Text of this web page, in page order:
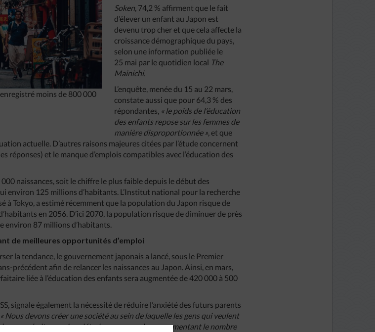
moins de 800 000
Soken, 74,2 % affirment que le fait
d’élever un enfant au Japon est
devenu trop cher et que cela affecte la
croissance démographique du pays,
selon une information publiée le
25 mai par le quotidien local The
Mainichi.
L’enquête, menée du 15 au 22 mars,
constate aussi que pour 64,3 % des
répondantes, « le poids de l’éducation
des enfants repose sur les femmes de
manière disproportionnée », et que
actuelle. D’autres raisons majeures citées par l’étude concernent
réponses) et le manque d’emplois compatibles avec l’éducation des
naissances, soit le chiffre le plus faible depuis le début des
environ 125 millions d’habitants. L’Institut national pour la recherche
à Tokyo, a estimé récemment que la population du Japon risque de
en 2056. D’ici 2070, la population risque de diminuer de près
environ 87 millions d’habitants.
de meilleures opportunités d’emploi
la tendance, le gouvernement japonais a lancé, sous le Premier
précédent afin de relancer les naissances au Japon. Ainsi, en mars,
liée à l’éducation des enfants sera augmentée de 420 000 à 500
signale également la nécessité de réduire l’anxiété des futurs parents
« Nous devons créer une société au sein de laquelle les gens qui veulent
souhaits sans inquiétude, par exemple en augmentant le nombre